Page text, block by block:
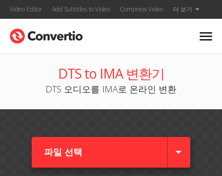
Video Editor Add Subtitles to Video Compress Video 더 보기
DTS to IMA 변환기
DTS 오디오를 IMA로 온라인 변환
파일 선택